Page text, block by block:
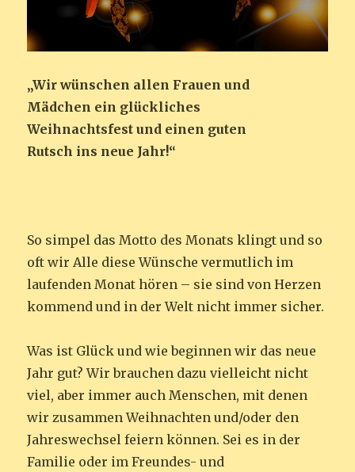
„Wir wünschen allen Frauen und
Mädchen ein glückliches
Weihnachtsfest und einen guten
Rutsch ins neue Jahr!“
So simpel das Motto des Monats klingt und so
oft wir Alle diese Wünsche vermutlich im
laufenden Monat hören – sie sind von Herzen
kommend und in der Welt nicht immer sicher.
Was ist Glück und wie beginnen wir das neue
Jahr gut? Wir brauchen dazu vielleicht nicht
viel, aber immer auch Menschen, mit denen
wir zusammen Weihnachten und/oder den
Jahreswechsel feiern können. Sei es in der
Familie oder im Freundes- und